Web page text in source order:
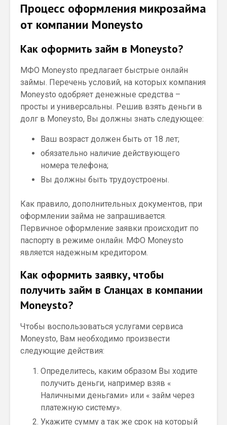
Процесс оформления микрозайма
от компании Moneysto
Как оформить займ в Moneysto?
МФО Moneysto предлагает быстрые онлайн
займы. Перечень условий, на которых компания
Moneysto одобряет денежные средства –
просты и универсальны. Решив взять деньги в
долг в Moneysto, Вы должны знать следующее:
Ваш возраст должен быть от 18 лет;
обязательно наличие действующего
номера телефона;
Вы должны быть трудоустроены.
Как правило, дополнительных документов, при
оформлении займа не запрашивается.
Первичное оформление заявки происходит по
паспорту в режиме онлайн. МФО Moneysto
является надежным кредитором.
Как оформить заявку, чтобы
получить займ в Сланцах в компании
Moneysto?
Чтобы воспользоваться услугами сервиса
Moneysto, Вам необходимо произвести
следующие действия:
Определитесь, каким образом Вы ходите
получить деньги, например взяв «
Наличными деньгами» или « займ через
платежную систему».
Укажите сумму а так же срок на который